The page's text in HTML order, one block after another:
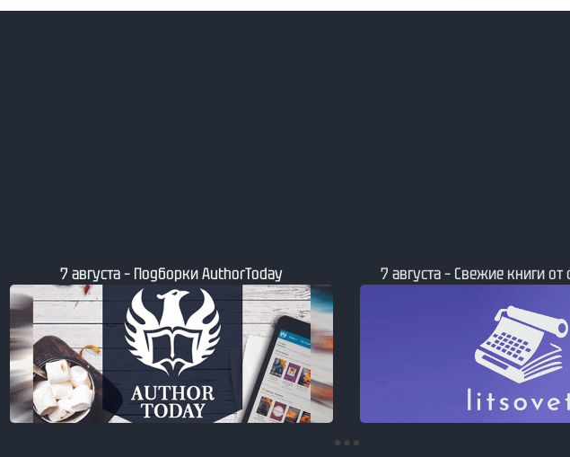
7 августа – Подборки AuthorToday 7 августа – Свежие книги от